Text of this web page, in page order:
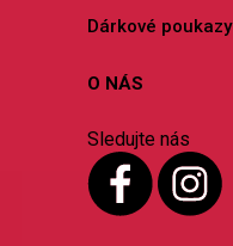
Dárkové poukazy
O NÁS
Sledujte nás